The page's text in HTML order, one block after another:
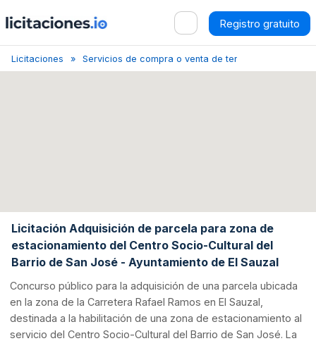
Registro gratuito
Licitaciones Servicios de compra o venta de terrenos
Licitación Adquisición de parcela para zona de
estacionamiento del Centro Socio-Cultural del
Barrio de San José - Ayuntamiento de El Sauzal
Concurso público para la adquisición de una parcela ubicada
en la zona de la Carretera Rafael Ramos en El Sauzal,
destinada a la habilitación de una zona de estacionamiento al
servicio del Centro Socio-Cultural del Barrio de San José. La